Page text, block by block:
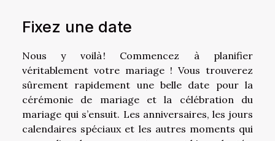
Fixez une date
Nous y voilà ! Commencez à planifier
véritablement votre mariage ! Vous trouverez
sûrement rapidement une belle date pour la
cérémonie de mariage et la célébration du
mariage qui s’ensuit. Les anniversaires, les jours
calendaires spéciaux et les autres moments qui